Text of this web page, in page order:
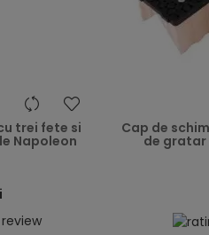
heart
trei fete si
Napoleon
Cap de
de gratar